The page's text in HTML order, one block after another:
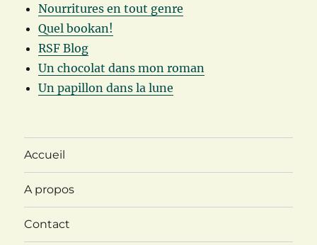
Nourritures en tout genre
Quel bookan!
RSF Blog
Un chocolat dans mon roman
Un papillon dans la lune
Accueil
A propos
Contact